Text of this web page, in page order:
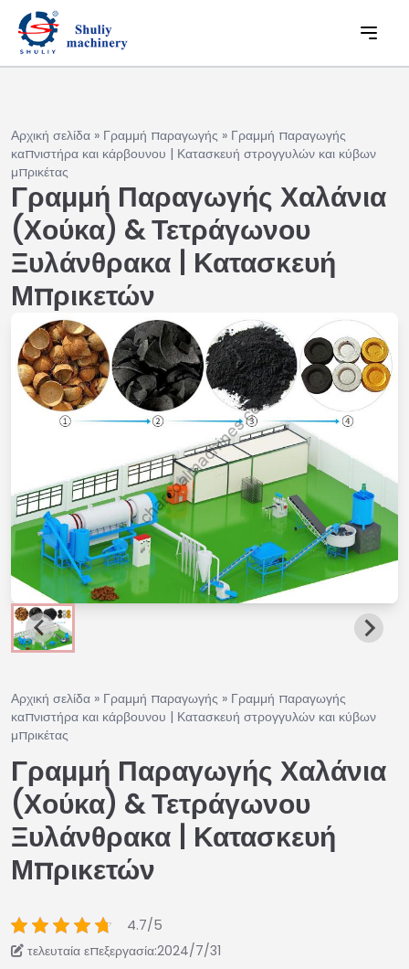
Αρχική σελίδα » Γραμμή παραγωγής » Γραμμή παραγωγής
καπνιστήρα και κάρβουνου | Κατασκευή στρογγυλών και κύβων
μπρικέτας
Γραμμή Παραγωγής Χαλάνια
(Χούκα) & Τετράγωνου
Ξυλάνθρακα | Κατασκευή
Μπρικετών
Αρχική σελίδα » Γραμμή παραγωγής » Γραμμή παραγωγής
καπνιστήρα και κάρβουνου | Κατασκευή στρογγυλών και κύβων
μπρικέτας
Γραμμή Παραγωγής Χαλάνια
(Χούκα) & Τετράγωνου
Ξυλάνθρακα | Κατασκευή
Μπρικετών
4.7/5
τελευταία επεξεργασία:2024/7/31